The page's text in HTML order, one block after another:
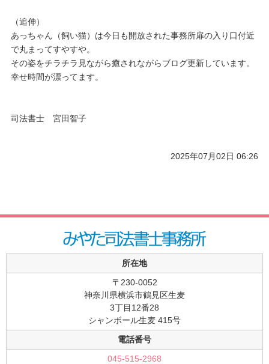
（追伸）
あっちゃん（飼い猫）は今日も開放された事務所扉の入り口付近
で丸まってすやすや。
その姿をチラチラ見ながら癒されながらブログ更新しています。
幸せ時間が漂ってます。
司法書士 宮田智子
2025年07月02日 06:26
所在地
〒230-0052
神奈川県横浜市鶴見区生麦
3丁目12番28
シャンボール生麦 415号
電話番号
045-515-2968